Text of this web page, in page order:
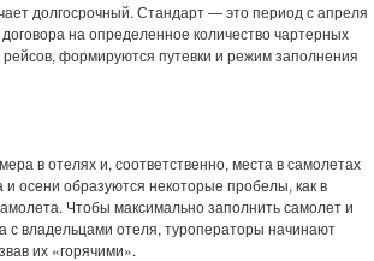
долгосрочный. Стандарт — это период с апреля
на определенное количество чартерных
формируются путевки и режим заполнения
в отелях и, соответственно, места в самолетах
осени образуются некоторые пробелы, как в
Чтобы максимально заполнить самолет и
с владельцами отеля, туроператоры начинают
их «горячими».